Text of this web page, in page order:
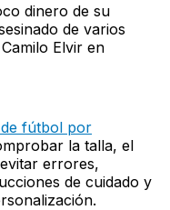
dinero de su
de varios
Elvir en
fútbol por
la talla, el
errores,
de cuidado y